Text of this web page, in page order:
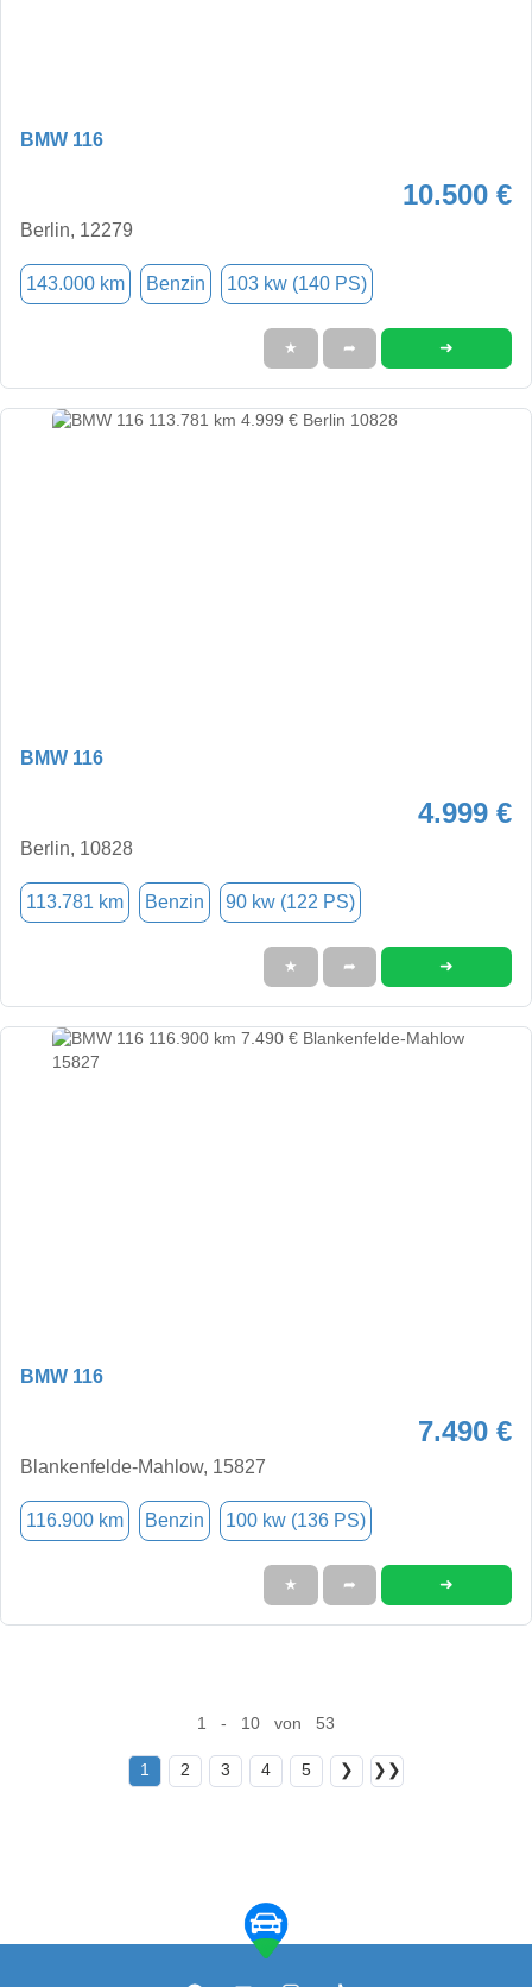
BMW 116
10.500 €
Berlin, 12279
143.000 km Benzin 103 kw (140 PS)
★ ➦ ➜
BMW 116
4.999 €
Berlin, 10828
113.781 km Benzin 90 kw (122 PS)
★ ➦ ➜
BMW 116
7.490 €
Blankenfelde-Mahlow, 15827
116.900 km Benzin 100 kw (136 PS)
★ ➦ ➜
1 - 10 von 53
1 2 3 4 5 ❯ ❯❯